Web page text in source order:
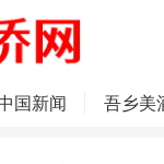
国新闻 吾乡美